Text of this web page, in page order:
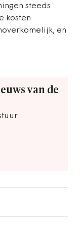
steeds
kosten
en
van de